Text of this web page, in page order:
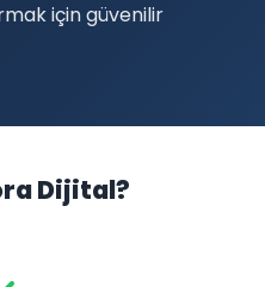
için güvenilir
Dijital?